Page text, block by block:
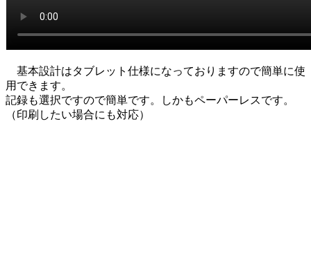
基本設計はタブレット仕様になっておりますので簡単に使
用できます。
記録も選択ですので簡単です。しかもペーパーレスです。
（印刷したい場合にも対応）